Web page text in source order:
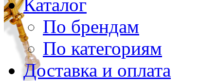
Каталог
По брендам
По категориям
Доставка и оплата